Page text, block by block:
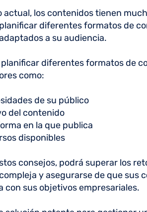
actual, los contenidos tienen
diferentes formatos de
a su audiencia.
planificar diferentes formatos de
como:
de su público
del contenido
en la que publica
disponibles
consejos, podrá superar los
y asegurarse de que sus
con sus objetivos empresariales.